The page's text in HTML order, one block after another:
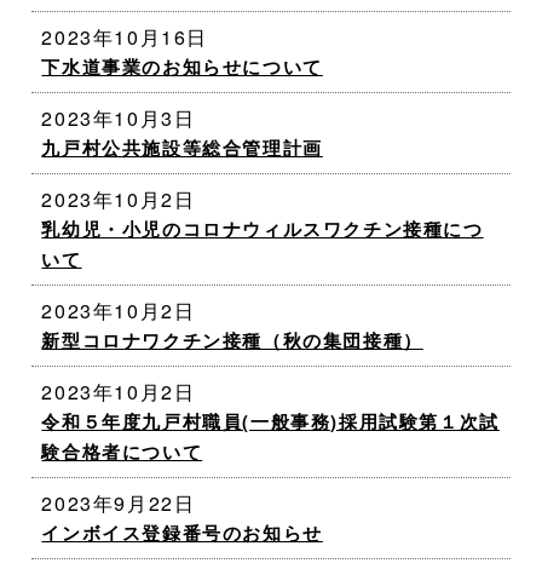
2023年10月16日
下水道事業のお知らせについて
2023年10月3日
九戸村公共施設等総合管理計画
2023年10月2日
乳幼児・小児のコロナウィルスワクチン接種につ
いて
2023年10月2日
新型コロナワクチン接種（秋の集団接種）
2023年10月2日
令和５年度九戸村職員(一般事務)採用試験第１次試
験合格者について
2023年9月22日
インボイス登録番号のお知らせ